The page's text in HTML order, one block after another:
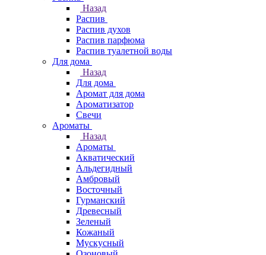
Назад
Распив
Распив духов
Распив парфюма
Распив туалетной воды
Для дома
Назад
Для дома
Аромат для дома
Ароматизатор
Свечи
Ароматы
Назад
Ароматы
Акватический
Альдегидный
Амбровый
Восточный
Гурманский
Древесный
Зеленый
Кожаный
Мускусный